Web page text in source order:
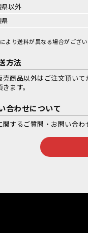
以外
より送料が異なる場合がござ
方法
売商品以外はご注文頂い
ます。
合わせについて
関するご質問・お問い合